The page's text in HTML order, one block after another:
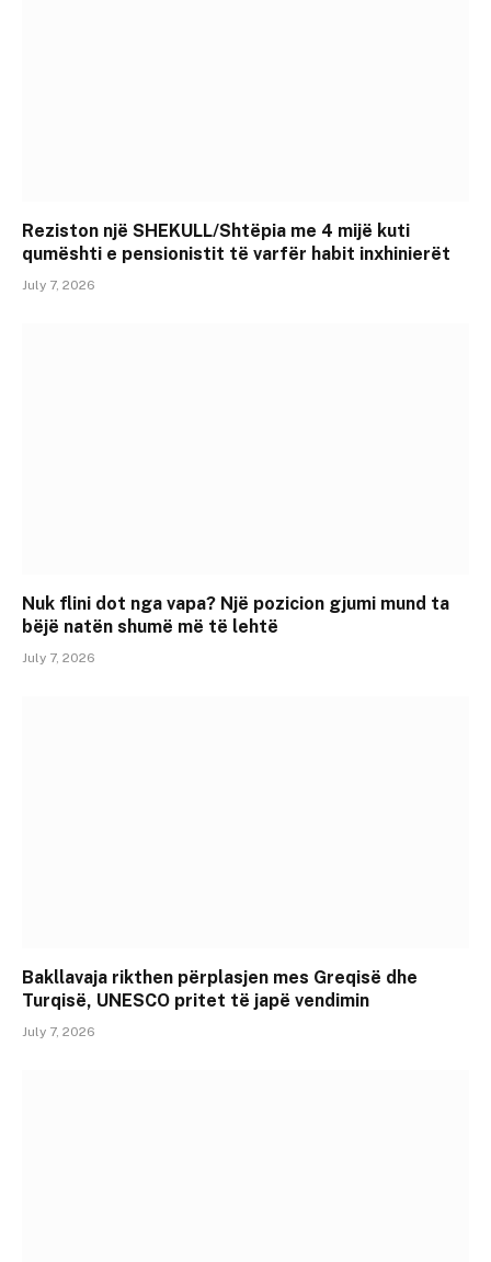
Reziston një SHEKULL/Shtëpia me 4 mijë kuti
qumështi e pensionistit të varfër habit inxhinierët
July 7, 2026
Nuk flini dot nga vapa? Një pozicion gjumi mund ta
bëjë natën shumë më të lehtë
July 7, 2026
Bakllavaja rikthen përplasjen mes Greqisë dhe
Turqisë, UNESCO pritet të japë vendimin
July 7, 2026